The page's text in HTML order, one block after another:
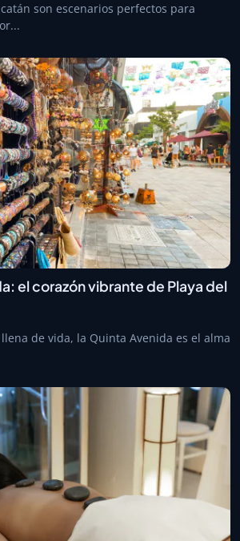
son escenarios perfectos para
el corazón vibrante de Playa del
de vida, la Quinta Avenida es el alma